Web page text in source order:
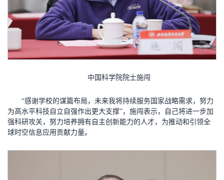
中国科学院院士施闯
“感谢学校的谋篇布局，未来我将持续服务国家战略需求，努力
为高水平科技自立自强作出更大支撑”，施闯表示，自己将进一步加
强科研攻关，努力培养拥有自主创新能力的人才，为推动和引领全
球时空信息应用贡献力量。